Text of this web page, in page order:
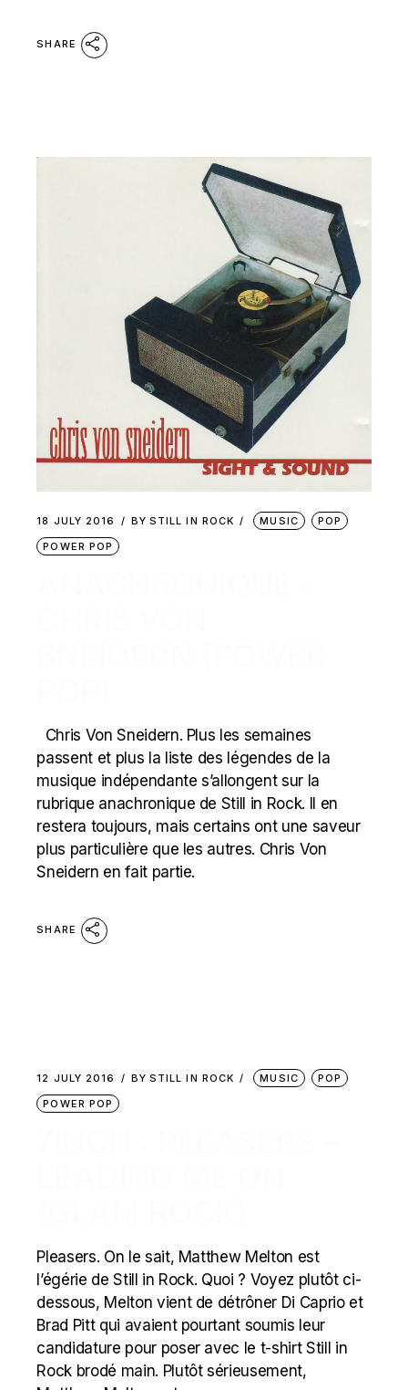
SHARE
18 JULY 2016 BY STILL IN ROCK MUSIC
POP
POWER POP
Chris Von Sneidern. Plus les semaines
passent et plus la liste des légendes de la
musique indépendante s’allongent sur la
rubrique anachronique de Still in Rock. Il en
restera toujours, mais certains ont une saveur
plus particulière que les autres. Chris Von
Sneidern en fait partie.
SHARE
12 JULY 2016 BY STILL IN ROCK MUSIC
POP
POWER POP
Pleasers. On le sait, Matthew Melton est
l’égérie de Still in Rock. Quoi ? Voyez plutôt ci-
dessous, Melton vient de détrôner Di Caprio et
Brad Pitt qui avaient pourtant soumis leur
candidature pour poser avec le t-shirt Still in
Rock brodé main. Plutôt sérieusement,